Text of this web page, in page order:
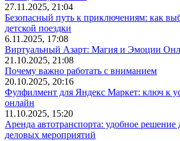
27.11.2025, 21:04
Безопасный путь к приключениям: как
детской поездки
6.11.2025, 17:08
Виртуальный Азарт: Магия и Эмоции
21.10.2025, 21:08
Почему важно работать с вниманием
20.10.2025, 20:16
Фулфилмент для Яндекс Маркет: ключ к
онлайн
11.10.2025, 15:20
Аренда автотранспорта: удобное решение
деловых мероприятий